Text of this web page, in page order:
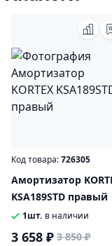
Код товара:726305
Амортизатор
KSA189STD правый
1шт. в наличии
3 658 ₽ 3 850 ₽